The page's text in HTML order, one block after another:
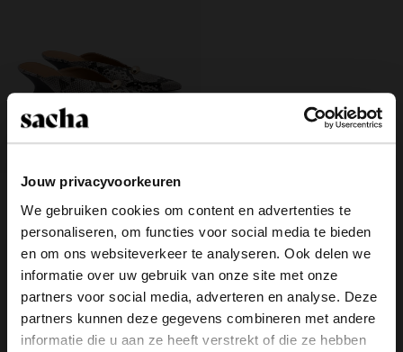
Jouw privacyvoorkeuren
We gebruiken cookies om content en advertenties te
personaliseren, om functies voor social media te bieden
en om ons websiteverkeer te analyseren. Ook delen we
informatie over uw gebruik van onze site met onze
partners voor social media, adverteren en analyse. Deze
partners kunnen deze gegevens combineren met andere
informatie die u aan ze heeft verstrekt of die ze hebben
69.99
35.00
Over Sacha
×
View this website in English?
It looks like your language isn't Dutch. Would
you like to switch to English?